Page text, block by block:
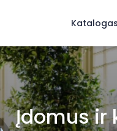
Katalogas
Įdomus ir